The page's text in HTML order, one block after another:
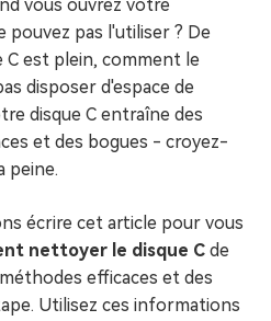
vous ouvrez votre
pouvez pas l'utiliser ? De
est plein, comment le
disposer d'espace de
disque C entraîne des
et des bogues - croyez-
peine.
écrire cet article pour vous
nettoyer le disque C de
efficaces et des
Utilisez ces informations